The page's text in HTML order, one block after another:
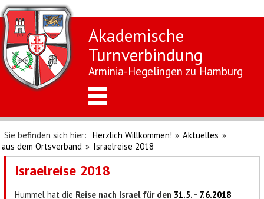
Akademische
Turnverbindung
Arminia-Hegelingen zu Hamburg
Sie befinden sich hier: Herzlich Willkommen! » Aktuelles »
aus dem Ortsverband » Israelreise 2018
Israelreise 2018
Hummel hat die Reise nach Israel für den 31.5. - 7.6.2018